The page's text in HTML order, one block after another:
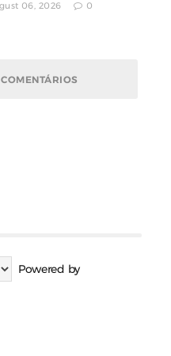
06, 2026 0
Powered by